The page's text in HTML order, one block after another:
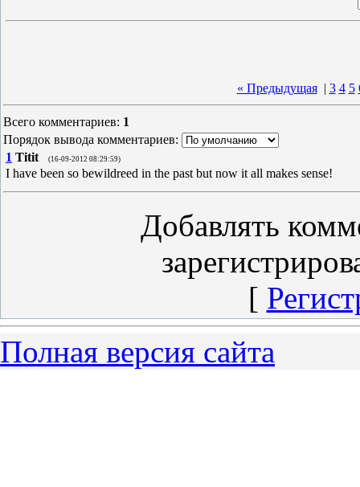
« Предыдущая| 3 4 5
Всего комментариев: 1
Порядок вывода комментариев:
1 Titit (16-09-2012 08:29:59)
I have been so bewildreed in the past but now it all makes sense!
Добавлять
[
Полная версия сайта